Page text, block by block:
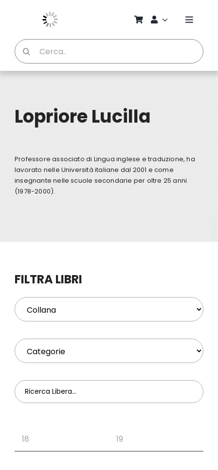
Toggle
Chi
Profilo
Cerca
per:
Lopriore Lucilla
Professore associato di Lingua inglese e traduzione, ha
lavorato nelle Università italiane dal 2001 e come
insegnante nelle scuole secondarie per oltre 25 anni
(1978-2000).
FILTRA LIBRI